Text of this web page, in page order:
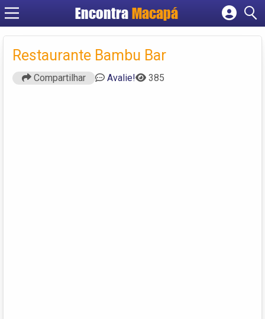
EncontraMacapá
Cadastrar empresa
Criar conta
Restaurante Bambu Bar
Compartilhar Avalie! 385